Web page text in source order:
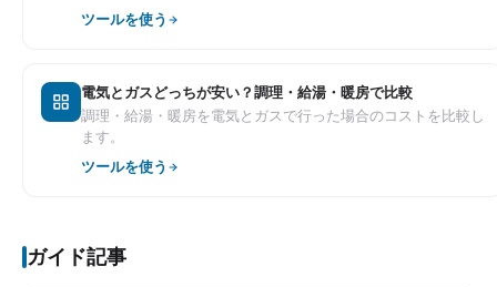
ツールを使う
電気とガスどっちが安い？調理・給湯・暖房で比較
調理・給湯・暖房を電気とガスで行った場合のコストを比較し
ます。
ツールを使う
ガイド記事